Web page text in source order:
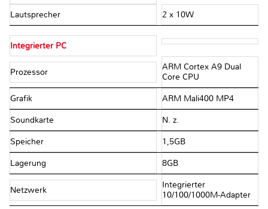
Lautsprecher 2 x 10W
Integrierter PC
Prozessor
ARM Cortex A9 Dual
Core CPU
Grafik ARM Mali400 MP4
Soundkarte N. z.
Speicher 1,5GB
Lagerung 8GB
Netzwerk
Integrierter
10/100/1000M-Adapter